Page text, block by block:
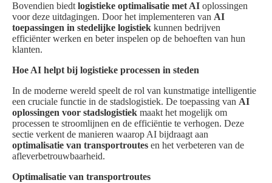
Bovendien biedt logistieke optimalisatie met AI oplossingen
voor deze uitdagingen. Door het implementeren van AI
toepassingen in stedelijke logistiek kunnen bedrijven
efficiënter werken en beter inspelen op de behoeften van hun
klanten.
Hoe AI helpt bij logistieke processen in steden
In de moderne wereld speelt de rol van kunstmatige intelligentie
een cruciale functie in de stadslogistiek. De toepassing van AI
oplossingen voor stadslogistiek maakt het mogelijk om
processen te stroomlijnen en de efficiëntie te verhogen. Deze
sectie verkent de manieren waarop AI bijdraagt aan
optimalisatie van transportroutes en het verbeteren van de
afleverbetrouwbaarheid.
Optimalisatie van transportroutes